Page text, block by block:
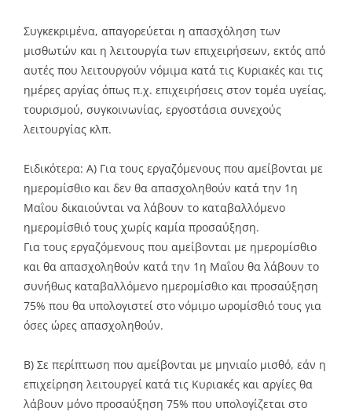
Συγκεκριμένα, απαγορεύεται η απασχόληση των
μισθωτών και η λειτουργία των επιχειρήσεων, εκτός από
αυτές που λειτουργούν νόμιμα κατά τις Κυριακές και τις
ημέρες αργίας όπως π.χ. επιχειρήσεις στον τομέα υγείας,
τουρισμού, συγκοινωνίας, εργοστάσια συνεχούς
λειτουργίας κλπ.
Ειδικότερα: Α) Για τους εργαζόμενους που αμείβονται με
ημερομίσθιο και δεν θα απασχοληθούν κατά την 1η
Μαΐου δικαιούνται να λάβουν το καταβαλλόμενο
ημερομίσθιό τους χωρίς καμία προσαύξηση.
Για τους εργαζόμενους που αμείβονται με ημερομίσθιο
και θα απασχοληθούν κατά την 1η Μαΐου θα λάβουν το
συνήθως καταβαλλόμενο ημερομίσθιο και προσαύξηση
75% που θα υπολογιστεί στο νόμιμο ωρομίσθιό τους για
όσες ώρες απασχοληθούν.
Β) Σε περίπτωση που αμείβονται με μηνιαίο μισθό, εάν η
επιχείρηση λειτουργεί κατά τις Κυριακές και αργίες θα
λάβουν μόνο προσαύξηση 75% που υπολογίζεται στο